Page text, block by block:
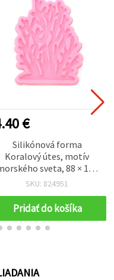
€
Silikónová forma
Koralový útes, motív
sveta, 88 × 120
× 8 mm – flexibilná,
epoxidovú a UV živicu,
mydlo, modelovaciu
hmotu a sadru, DIY
SKU: 824951
Pridať do košíka